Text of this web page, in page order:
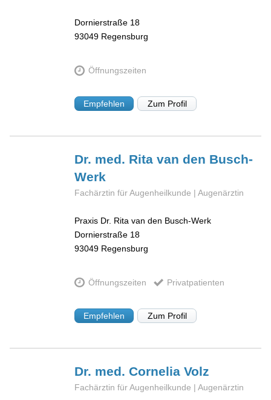
Dornierstraße 18
93049 Regensburg
Öffnungszeiten
Empfehlen Zum Profil
Dr. med. Ritavan den Busch-
Werk
Fachärztin für Augenheilkunde | Augenärztin
Praxis Dr. Rita van den Busch-Werk
Dornierstraße 18
93049 Regensburg
Öffnungszeiten Privatpatienten
Empfehlen Zum Profil
Dr. med. CorneliaVolz
Fachärztin für Augenheilkunde | Augenärztin